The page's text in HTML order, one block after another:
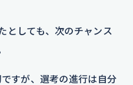
としても、次のチャンス
すが、選考の進行は自分